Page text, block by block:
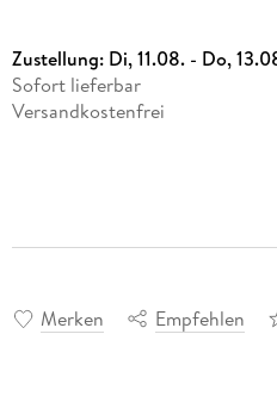
Zustellung: Di, 11.08. - Do,
Sofort lieferbar
Versandkostenfrei
Merken Empfehlen